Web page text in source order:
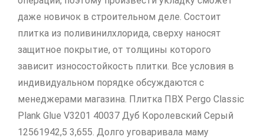
даже новичок в строительном деле. Состоит
плитка из поливинилхлорида, сверху наносят
защитное покрытие, от толщины которого
зависит износостойкость плитки. Все условия в
индивидуальном порядке обсуждаются с
менеджерами магазина. Плитка ПВХ Pergo Classic
Plank Glue V3201 40037 Дуб Королевский Серый
12561942,5 3,655. Долго уговаривала маму